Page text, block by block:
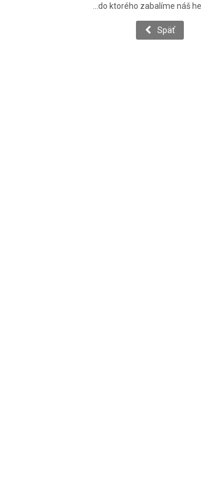
...do ktorého zabalíme náš
Späť